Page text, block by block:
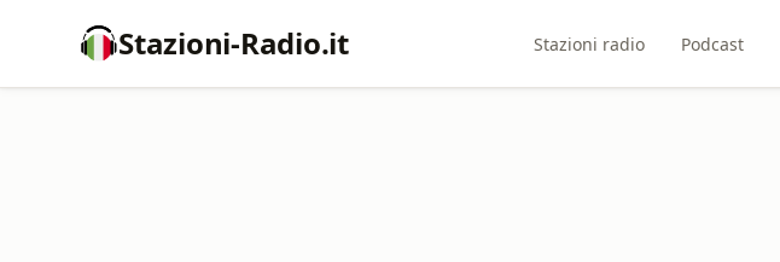
Stazioni-Radio.it Stazioni radio Podcast